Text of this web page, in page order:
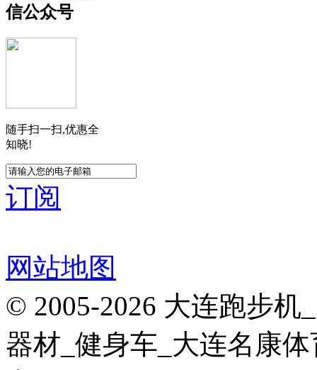
信公众号
随手扫一扫,优惠全
知晓!
订阅
网站地图
© 2005-2026 大连跑步机
器材_健身车_大连名康